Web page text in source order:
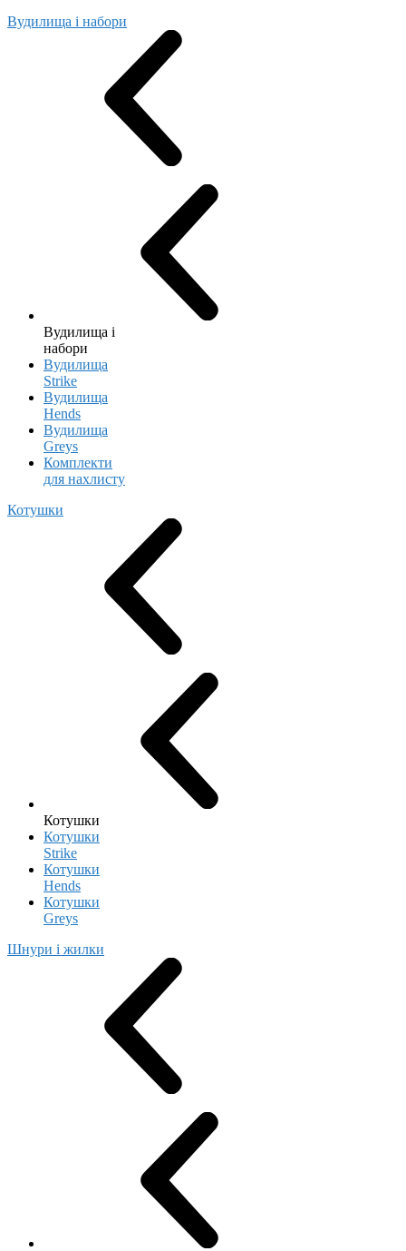
Вудилища і набори
Вудилища і
набори
Вудилища
Strike
Вудилища
Hends
Вудилища
Greys
Комплекти
для нахлисту
Котушки
Котушки
Котушки
Strike
Котушки
Hends
Котушки
Greys
Шнури і жилки